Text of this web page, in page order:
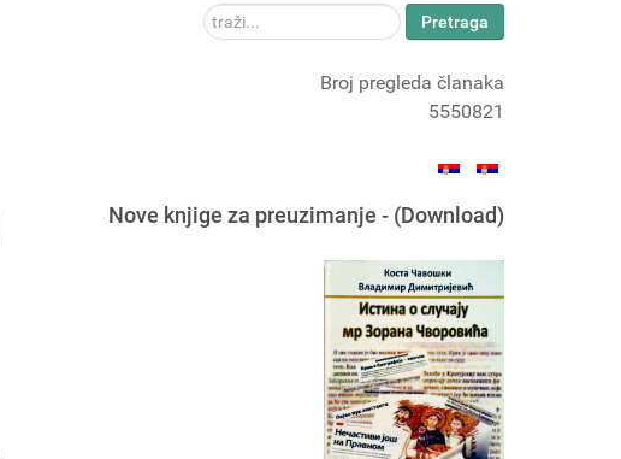
traži... Pretraga
Broj pregleda članaka
5550821
Nove knjige za preuzimanje - (Download)